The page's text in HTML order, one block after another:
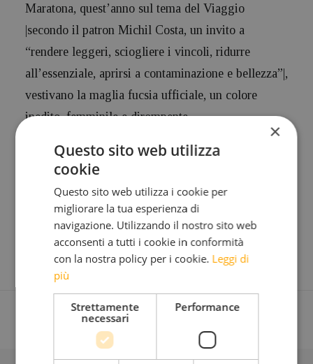
Maratona, quest’anno sul tema del Viaggio
|secondo il patron Michil Costa, un invito a
“rendere leggeri, sciogliere i vincoli, ridurre
all’essenziale, aprirsi a contaminazione e bellezza”|,
vestivano la maglia fucsia ufficiale, un colore
inedito, femminile e dirompente.
di Mariateresa Montaruli
×
Questo sito web utilizza
cookie
Questo sito web utilizza i cookie per
migliorare la tua esperienza di
navigazione. Utilizzando il nostro sito web
acconsenti a tutti i cookie in conformità
con la nostra policy per i cookie. Leggi di
più
Strettamente
necessari
Performance